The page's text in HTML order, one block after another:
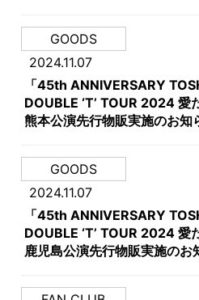
GOODS
2024.11.07
「45th ANNIVERSARY
DOUBLE ‘T’ TOUR 2024 愛
熊本公演先行物販実施のお知
GOODS
2024.11.07
「45th ANNIVERSARY
DOUBLE ‘T’ TOUR 2024 愛
鹿児島公演先行物販実施のお